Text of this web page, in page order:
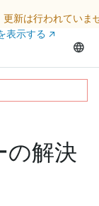
新は行われていま
表示する ↗
の解決